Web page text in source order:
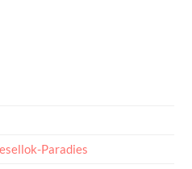
Paradies